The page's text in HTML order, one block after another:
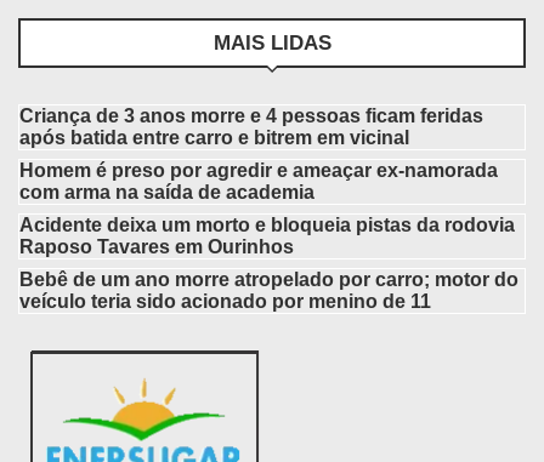
MAIS LIDAS
Criança de 3 anos morre e 4 pessoas ficam feridas
após batida entre carro e bitrem em vicinal
Homem é preso por agredir e ameaçar ex-namorada
com arma na saída de academia
Acidente deixa um morto e bloqueia pistas da rodovia
Raposo Tavares em Ourinhos
Bebê de um ano morre atropelado por carro; motor do
veículo teria sido acionado por menino de 11